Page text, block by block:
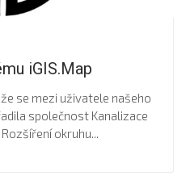
iGIS.Map
se mezi uživatele našeho
společnost Kanalizace
okruhu...